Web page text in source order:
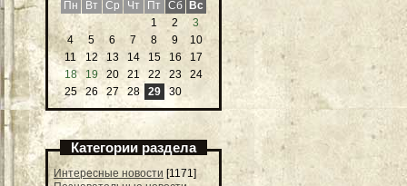
Пн
Вт Ср Чт Пт Сб Вс
1
2
3
4
5 6 7 8 9
10
11
12 13 14 15 16
17
18
19 20 21 22 23
24
25
26 27 28 29 30
Категории раздела
Интересные новости [1171]